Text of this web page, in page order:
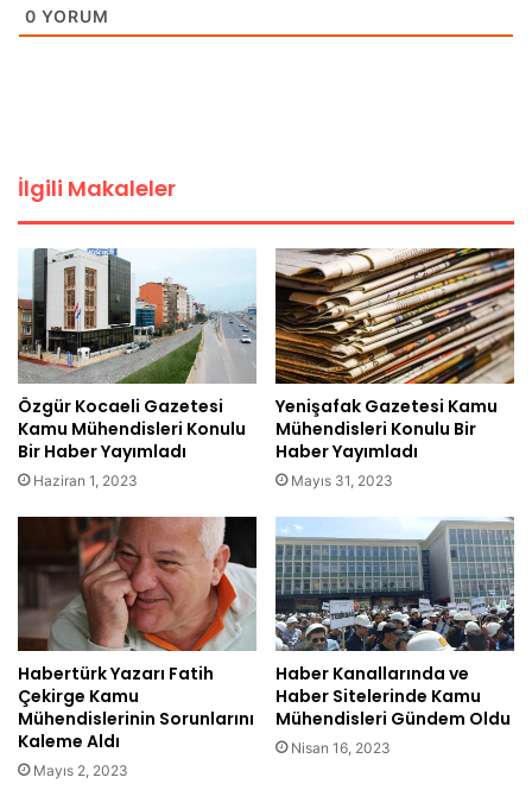
0 YORUM
İlgili Makaleler
Özgür Kocaeli Gazetesi
Kamu Mühendisleri Konulu
Bir Haber Yayımladı
Haziran 1, 2023
Yenişafak Gazetesi Kamu
Mühendisleri Konulu Bir
Haber Yayımladı
Mayıs 31, 2023
Habertürk Yazarı Fatih
Çekirge Kamu
Mühendislerinin Sorunlarını
Kaleme Aldı
Mayıs 2, 2023
Haber Kanallarında ve
Haber Sitelerinde Kamu
Mühendisleri Gündem Oldu
Nisan 16, 2023